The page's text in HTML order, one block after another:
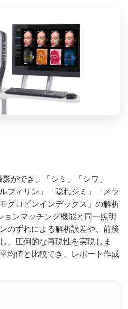
ができ、「シミ」「シワ」
フィリン」「隠れジミ」「メラ
グロビンインデックス」の解析
ョンマッチング機能と同一照明
のずれによる解析誤差や、前後
、圧倒的な再現性を実現しま
均値と比較でき、レポート作成